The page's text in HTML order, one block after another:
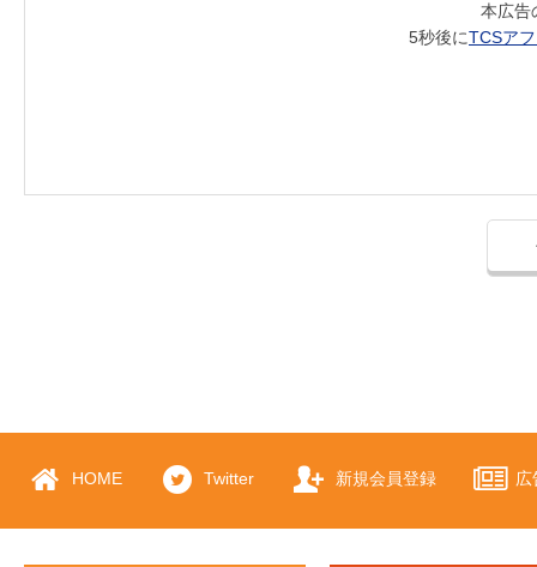
本広告
5秒後にTCSア
HOME Twitter 新規会員登録 広